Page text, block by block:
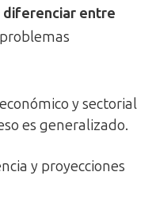
diferenciar entre
y sectorial
es generalizado.
y proyecciones